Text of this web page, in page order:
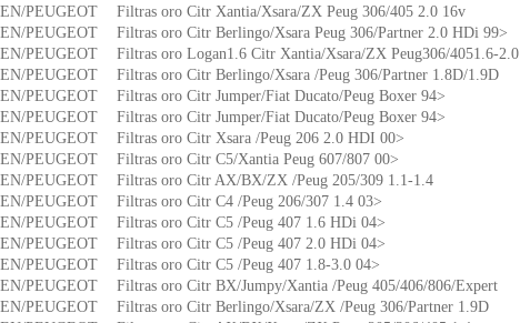
PEUGEOT
Filtras oro Citr Xantia/Xsara/ZX Peug 306/405 2.0 16v
PEUGEOT
Filtras oro Citr Berlingo/Xsara Peug 306/Partner 2.0 HDi 99>
PEUGEOT
Filtras oro Logan1.6 Citr Xantia/Xsara/ZX Peug306/4051.6-2.0
PEUGEOT
Filtras oro Citr Berlingo/Xsara /Peug 306/Partner 1.8D/1.9D
PEUGEOT
Filtras oro Citr Jumper/Fiat Ducato/Peug Boxer 94>
PEUGEOT
Filtras oro Citr Jumper/Fiat Ducato/Peug Boxer 94>
PEUGEOT
Filtras oro Citr Xsara /Peug 206 2.0 HDI 00>
PEUGEOT
Filtras oro Citr C5/Xantia Peug 607/807 00>
PEUGEOT
Filtras oro Citr AX/BX/ZX /Peug 205/309 1.1-1.4
PEUGEOT
Filtras oro Citr C4 /Peug 206/307 1.4 03>
PEUGEOT
Filtras oro Citr C5 /Peug 407 1.6 HDi 04>
PEUGEOT
Filtras oro Citr C5 /Peug 407 2.0 HDi 04>
PEUGEOT
Filtras oro Citr C5 /Peug 407 1.8-3.0 04>
PEUGEOT
Filtras oro Citr BX/Jumpy/Xantia /Peug 405/406/806/Expert
PEUGEOT
Filtras oro Citr Berlingo/Xsara/ZX /Peug 306/Partner 1.9D